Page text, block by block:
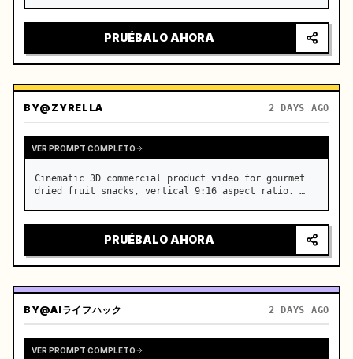
PRUÉBALO AHORA
BY@ZYRELLA 2 DAYS AGO
VER PROMPT COMPLETO
Cinematic 3D commercial product video for gourmet
dried fruit snacks, vertical 9:16 aspect ratio. …
PRUÉBALO AHORA
BY@AIライフハック 2 DAYS AGO
VER PROMPT COMPLETO